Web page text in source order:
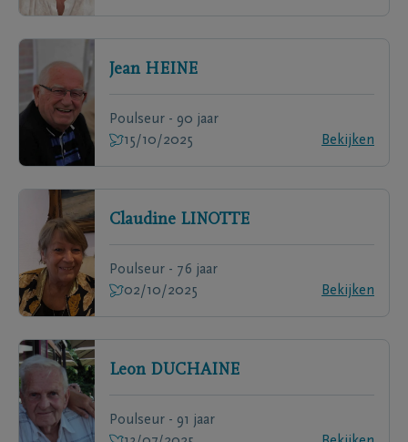
Jean HEINE
Poulseur - 90 jaar
15/10/2025
Bekijken
Claudine LINOTTE
Poulseur - 76 jaar
02/10/2025
Bekijken
Leon DUCHAINE
Poulseur - 91 jaar